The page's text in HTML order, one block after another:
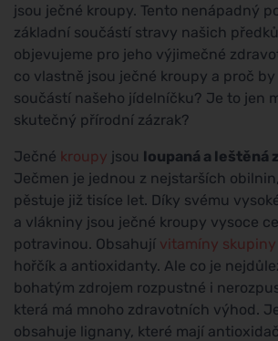
jsou ječné kroupy. Tento nenápadný
základní součástí stravy našich
objevujeme pro jeho výjimečné
co vlastně jsou ječné kroupy a proč
součástí našeho jídelníčku? Je to jen
skutečný přírodní zázrak?
Ječné kroupy jsou loupaná a leštěná
Ječmen je jednou z nejstarších
pěstuje již tisíce let. Díky svému
a vlákniny jsou ječné kroupy vysoce
potravinou. Obsahují vitamíny skupiny
hořčík a antioxidanty. Ale co je
bohatým zdrojem rozpustné i
která má mnoho zdravotních výhod.
obsahuje lignany, které mají